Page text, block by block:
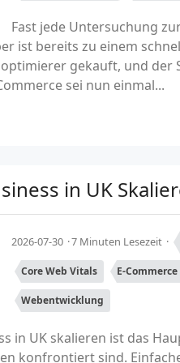
Fast jede Untersuchung
ist bereits zu einem
gekauft, und der
sei nun einmal...
in UK
2026-07-30 7 Minuten Lesezeit
Core Web Vitals E-Commerce
Webentwicklung
in UK skalieren ist das
konfrontiert sind.